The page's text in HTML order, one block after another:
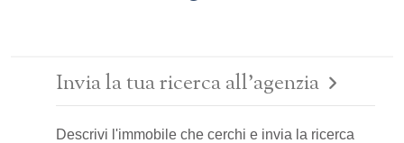
Invia la tua ricerca all'agenzia
Descrivi l'immobile che cerchi e invia la ricerca